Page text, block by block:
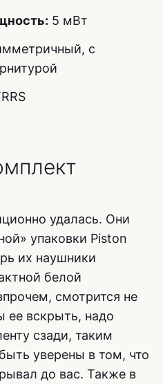
5 мВт
с
удалась. Они
упаковки Piston
их наушники
белой
смотрится не
ее вскрыть, надо
сзади, таким
уверены в том, что
до вас. Также в